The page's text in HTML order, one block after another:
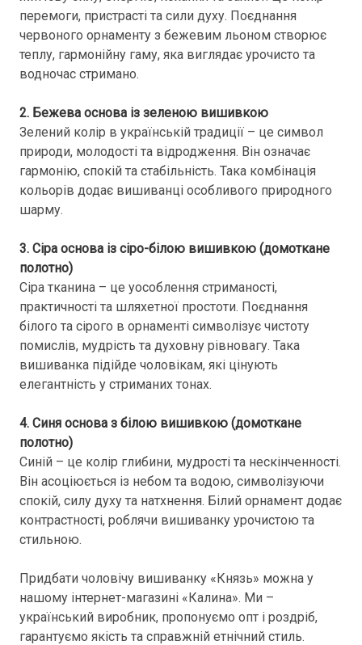
перемоги, пристрасті та сили духу. Поєднання
червоного орнаменту з бежевим льоном створює
теплу, гармонійну гаму, яка виглядає урочисто та
водночас стримано.
2. Бежева основа із зеленою вишивкою
Зелений колір в українській традиції – це символ
природи, молодості та відродження. Він означає
гармонію, спокій та стабільність. Така комбінація
кольорів додає вишиванці особливого природного
шарму.
3. Сіра основа із сіро-білою вишивкою (домоткане
полотно)
Сіра тканина – це уособлення стриманості,
практичності та шляхетної простоти. Поєднання
білого та сірого в орнаменті символізує чистоту
помислів, мудрість та духовну рівновагу. Така
вишиванка підійде чоловікам, які цінують
елегантність у стриманих тонах.
4. Синя основа з білою вишивкою (домоткане
полотно)
Синій – це колір глибини, мудрості та нескінченності.
Він асоціюється із небом та водою, символізуючи
спокій, силу духу та натхнення. Білий орнамент додає
контрастності, роблячи вишиванку урочистою та
стильною.
Придбати чоловічу вишиванку «Князь» можна у
нашому інтернет-магазині «Калина». Ми –
український виробник, пропонуємо опт і роздріб,
гарантуємо якість та справжній етнічний стиль.